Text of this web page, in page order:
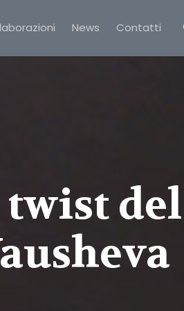
News Contatti
twist del